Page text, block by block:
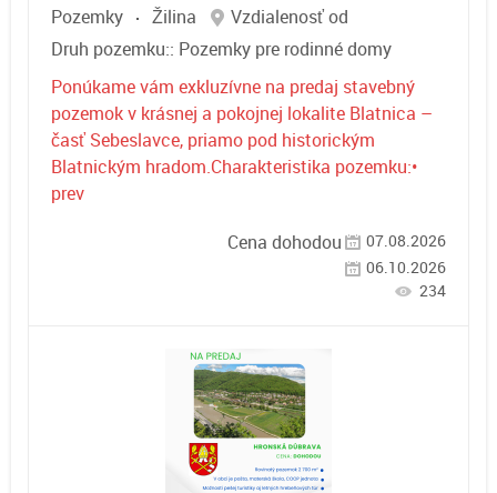
Pozemky Žilina
Vzdialenosť od
Druh pozemku:: Pozemky pre rodinné domy
Ponúkame vám exkluzívne na predaj stavebný
pozemok v krásnej a pokojnej lokalite Blatnica –
časť Sebeslavce, priamo pod historickým
Blatnickým hradom.Charakteristika pozemku:•
prev
Cena dohodou
07.08.2026
06.10.2026
234